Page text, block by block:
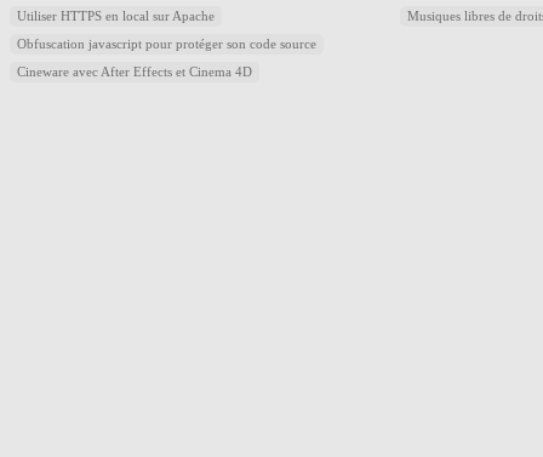
Utiliser HTTPS en local sur Apache
Obfuscation javascript pour protéger son code source
Cineware avec After Effects et Cinema 4D
Musiques libres de